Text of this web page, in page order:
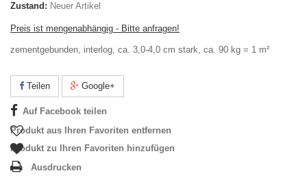
Zustand: Neuer Artikel
Preis ist mengenabhängig - Bitte anfragen!
zementgebunden, interlog, ca. 3,0-4,0 cm stark, ca. 90 kg = 1 m²
Teilen Google+
Auf Facebook teilen
Produkt aus Ihren Favoriten entfernen
Produkt zu Ihren Favoriten hinzufügen
Ausdrucken